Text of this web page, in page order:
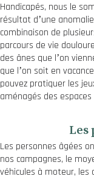
Handicapés, nous le
résultat dʼune
combinaison de
parcours de vie
des ânes que lʼon
que lʼon soit en
pouvez pratiquer les
aménagés des espaces
Les
Les personnes âgées
nos campagnes, le
véhicules à moteur,